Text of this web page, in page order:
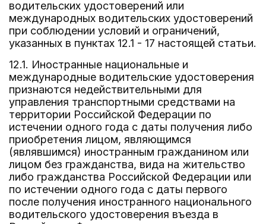
водительских удостоверений или
международных водительских удостоверений
при соблюдении условий и ограничений,
указанных в пунктах 12.1 - 17 настоящей статьи.
12.1. Иностранные национальные и
международные водительские удостоверения
признаются недействительными для
управления транспортными средствами на
территории Российской Федерации по
истечении одного года с даты получения либо
приобретения лицом, являющимся
(являвшимся) иностранным гражданином или
лицом без гражданства, вида на жительство
либо гражданства Российской Федерации или
по истечении одного года с даты первого
после получения иностранного национального
водительского удостоверения въезда в